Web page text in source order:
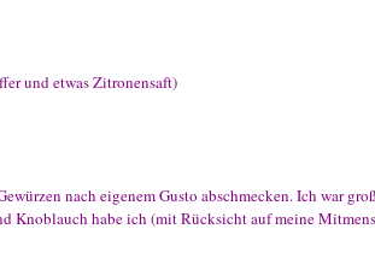
und etwas Zitronensaft)
nach eigenem Gusto abschmecken. Ich war
Knoblauch habe ich (mit Rücksicht auf meine